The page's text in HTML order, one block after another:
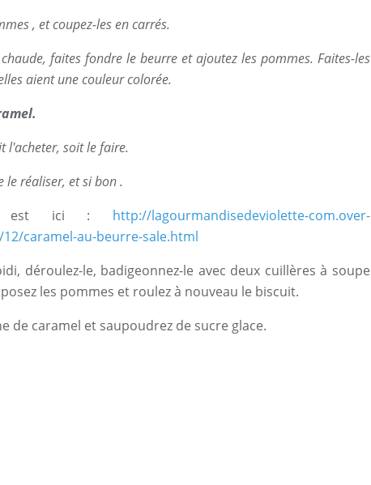
, et coupez-les en carrés.
faites fondre le beurre et ajoutez les pommes. Faites-les
aient une couleur colorée.
l'acheter, soit le faire.
le réaliser, et si bon .
est ici : http://lagourmandisedeviolette-com.over-
caramel-au-beurre-sale.html
déroulez-le, badigeonnez-le avec deux cuillères à soupe
les pommes et roulez à nouveau le biscuit.
de caramel et saupoudrez de sucre glace.